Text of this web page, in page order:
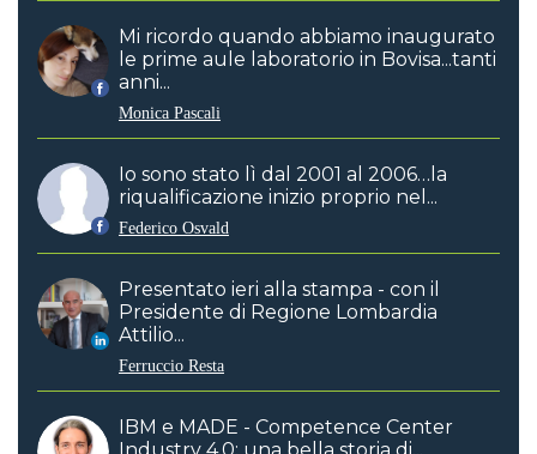
Mi ricordo quando abbiamo inaugurato
le prime aule laboratorio in Bovisa...tanti
anni...
Monica Pascali
Io sono stato lì dal 2001 al 2006…la
riqualificazione inizio proprio nel...
Federico Osvald
Presentato ieri alla stampa - con il
Presidente di Regione Lombardia
Attilio...
Ferruccio Resta
IBM e MADE - Competence Center